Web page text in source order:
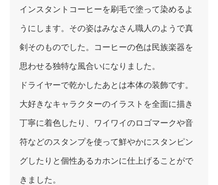
インスタントコーヒーを刷毛で塗って染めるよ
うにします。 その姿はみなさん職人のようで真
剣そのものでした。 コーヒーの色は民族楽器を
思わせる独特な風合いになりました。
ドライヤーで乾かしたあとは本体の装飾です。
大好きなキャラクターのイラストを全面に描き
丁寧に着色したり、 ワイワイのロゴマークや音
符などのスタンプを使って鮮やかにスタ ンピン
グしたりと個性あるカホンに仕上げることがで
きました。